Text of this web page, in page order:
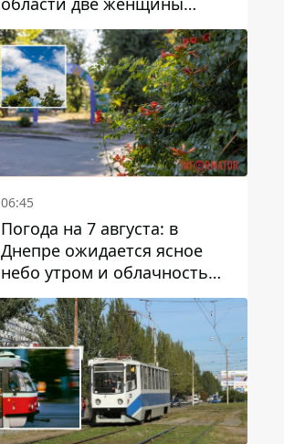
отравились грибами
06:45
Погода на 7 августа: в
Днепре ожидается ясное
небо утром и облачность
после обеда